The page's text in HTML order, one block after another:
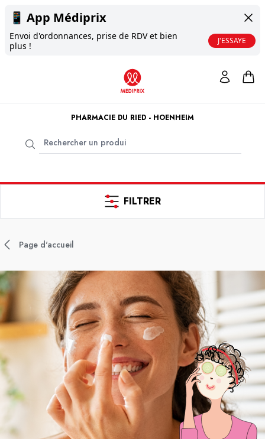
📱 App Médiprix
Envoi d'ordonnances, prise de RDV et bien
plus !
J'ESSAYE
PHARMACIE DU RIED - HOENHEIM
FILTRER
Page d'accueil